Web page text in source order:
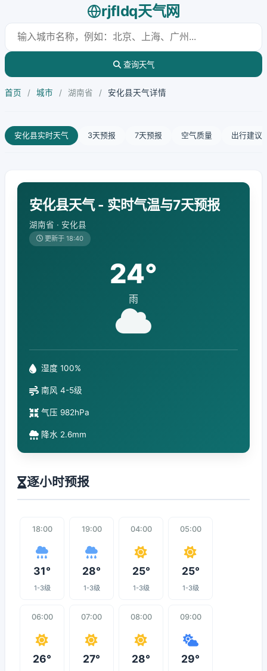
rjfldq天气网
查询天气
首页 / 城市 / 湖南省 / 安化县天气详情
安化县实时天气 3天预报 7天预报 空气质量 出行建议
安化县天气 - 实时气温与7天预报
湖南省 · 安化县
更新于 18:40
24°
雨
湿度 100%
南风 4-5级
气压 982hPa
降水 2.6mm
逐小时预报
18:00
31°
1-3级
19:00
28°
1-3级
04:00
25°
1-3级
05:00
25°
1-3级
06:00
26°
07:00
27°
08:00
28°
09:00
29°